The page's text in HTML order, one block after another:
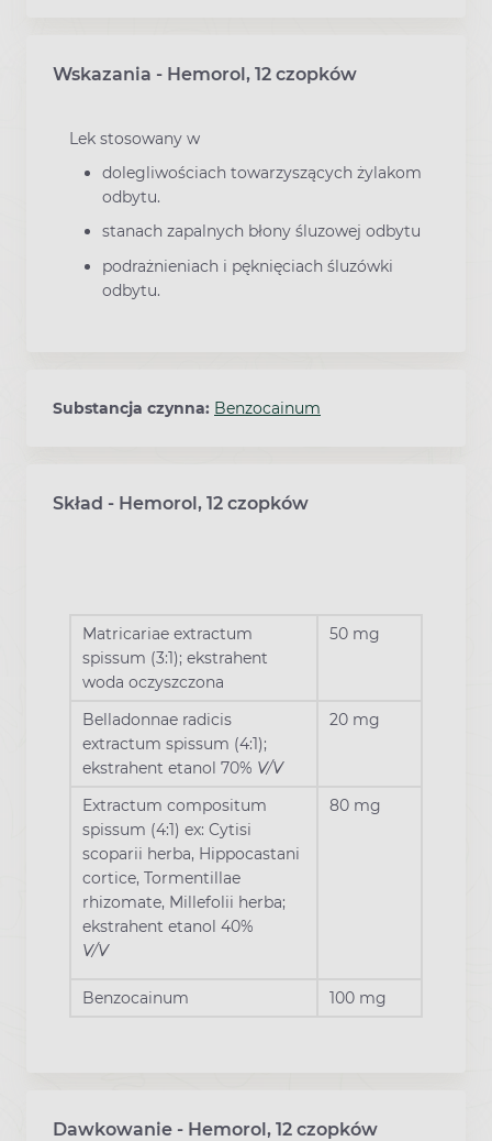
Wskazania - Hemorol, 12 czopków
Lek stosowany w
dolegliwościach towarzyszących żylakom
odbytu.
stanach zapalnych błony śluzowej odbytu
podrażnieniach i pęknięciach śluzówki
odbytu.
Substancja czynna: Benzocainum
Skład - Hemorol, 12 czopków
Matricariae extractum
spissum (3:1); ekstrahent
woda oczyszczona
50 mg
Belladonnae radicis
extractum spissum (4:1);
ekstrahent etanol 70% V/V
20 mg
Extractum compositum
spissum (4:1) ex: Cytisi
scoparii herba, Hippocastani
cortice, Tormentillae
rhizomate, Millefolii herba;
ekstrahent etanol 40%
V/V
80 mg
Benzocainum 100 mg
Dawkowanie - Hemorol, 12 czopków